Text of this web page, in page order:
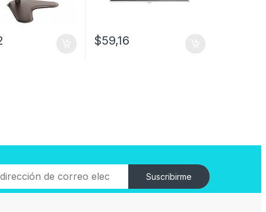
$59,16
Suscribirme